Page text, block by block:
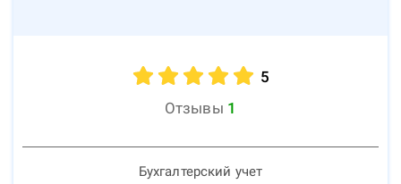
5
Отзывы 1
Бухгалтерский учет